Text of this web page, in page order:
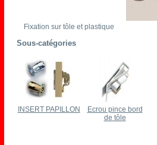
Fixation sur tôle et plastique
Sous-catégories
INSERT PAPILLON
Ecrou pince bord
de tôle